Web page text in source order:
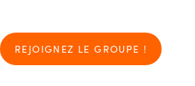
REJOIGNEZ LE GROUPE !
RETOUR AUX ARTICLES